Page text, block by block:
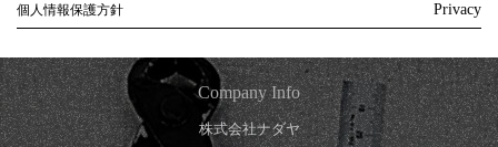
個人情報保護方針 Privacy
Company Info
株式会社ナダヤ